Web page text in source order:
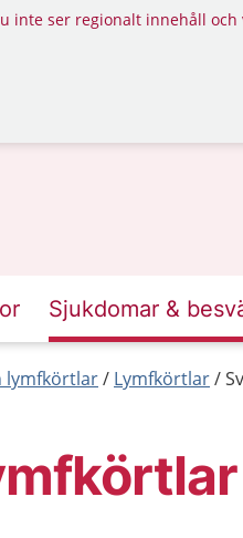
inte ser regionalt innehåll
Sjukdomar &
lymfkörtlar Lymfkörtlar